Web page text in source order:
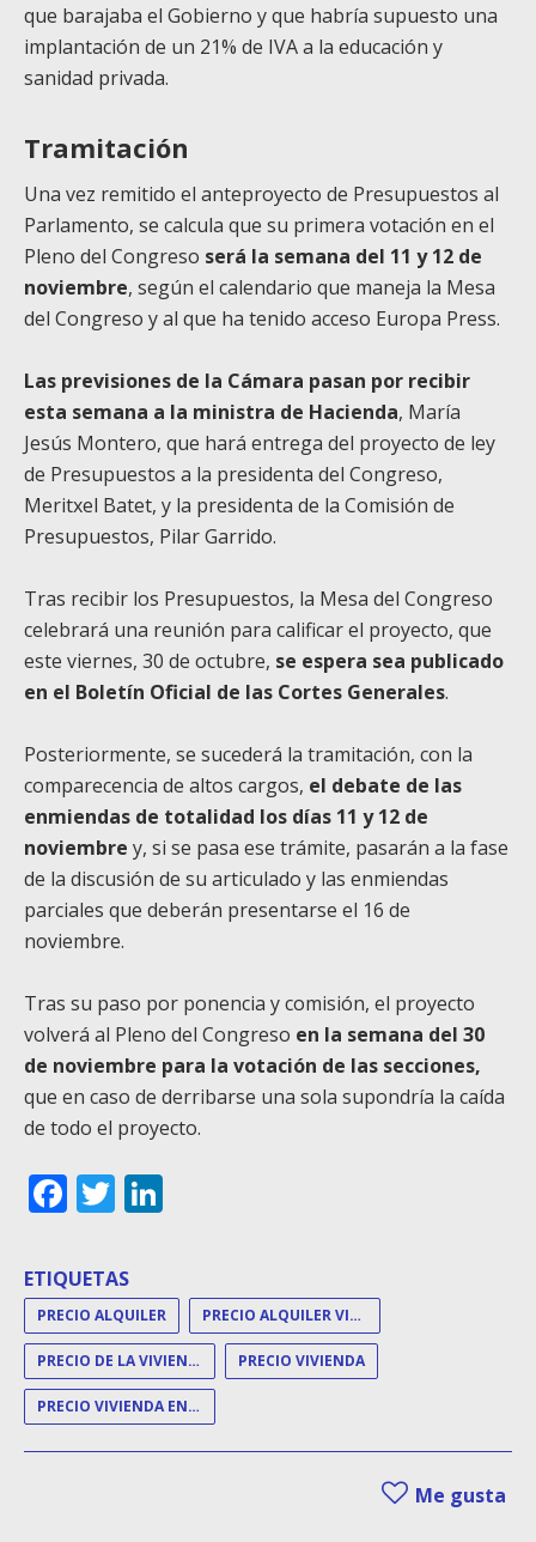
que barajaba el Gobierno y que habría supuesto una
implantación de un 21% de IVA a la educación y
sanidad privada.
Tramitación
Una vez remitido el anteproyecto de Presupuestos al
Parlamento, se calcula que su primera votación en el
Pleno del Congreso será la semana del 11 y 12 de
noviembre, según el calendario que maneja la Mesa
del Congreso y al que ha tenido acceso Europa Press.
Las previsiones de la Cámara pasan por recibir
esta semana a la ministra de Hacienda, María
Jesús Montero, que hará entrega del proyecto de ley
de Presupuestos a la presidenta del Congreso,
Meritxel Batet, y la presidenta de la Comisión de
Presupuestos, Pilar Garrido.
Tras recibir los Presupuestos, la Mesa del Congreso
celebrará una reunión para calificar el proyecto, que
este viernes, 30 de octubre, se espera sea publicado
en el Boletín Oficial de las Cortes Generales.
Posteriormente, se sucederá la tramitación, con la
comparecencia de altos cargos, el debate de las
enmiendas de totalidad los días 11 y 12 de
noviembre y, si se pasa ese trámite, pasarán a la fase
de la discusión de su articulado y las enmiendas
parciales que deberán presentarse el 16 de
noviembre.
Tras su paso por ponencia y comisión, el proyecto
volverá al Pleno del Congreso en la semana del 30
de noviembre para la votación de las secciones,
que en caso de derribarse una sola supondría la caída
de todo el proyecto.
Facebook
Twitter
ETIQUETAS
PRECIO ALQUILER PRECIO ALQUILER VIVIENDA
PRECIO DE LA VIVIENDA PRECIO VIVIENDA
PRECIO VIVIENDA EN ALQUILER
Me gusta